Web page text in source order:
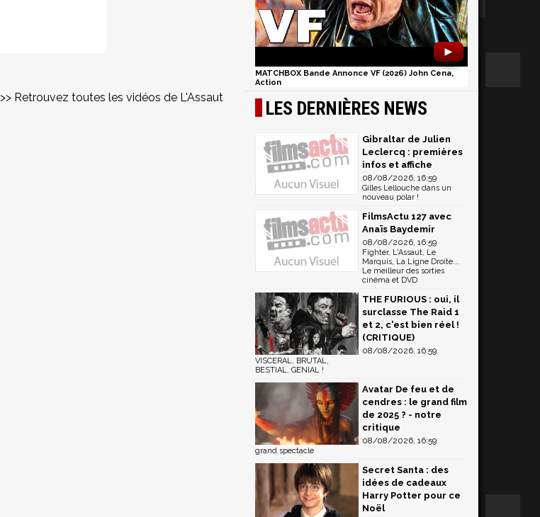
>> Retrouvez toutes les vidéos de L'Assaut
►
MATCHBOX Bande Annonce VF (2026) John Cena,
Action
LES DERNIÈRES NEWS
Gibraltar de Julien
Leclercq : premières
infos et affiche
08/08/2026, 16:59
Gilles Lellouche dans un
nouveau polar !
FilmsActu 127 avec
Anaïs Baydemir
08/08/2026, 16:59
Fighter, L'Assaut, Le
Marquis, La Ligne Droite...
Le meilleur des sorties
cinéma et DVD
THE FURIOUS : oui, il
surclasse The Raid 1
et 2, c'est bien réel !
(CRITIQUE)
08/08/2026, 16:59
VISCERAL, BRUTAL,
BESTIAL, GENIAL !
Avatar De feu et de
cendres : le grand film
de 2025 ? - notre
critique
08/08/2026, 16:59
grand spectacle
Secret Santa : des
idées de cadeaux
Harry Potter pour ce
Noël